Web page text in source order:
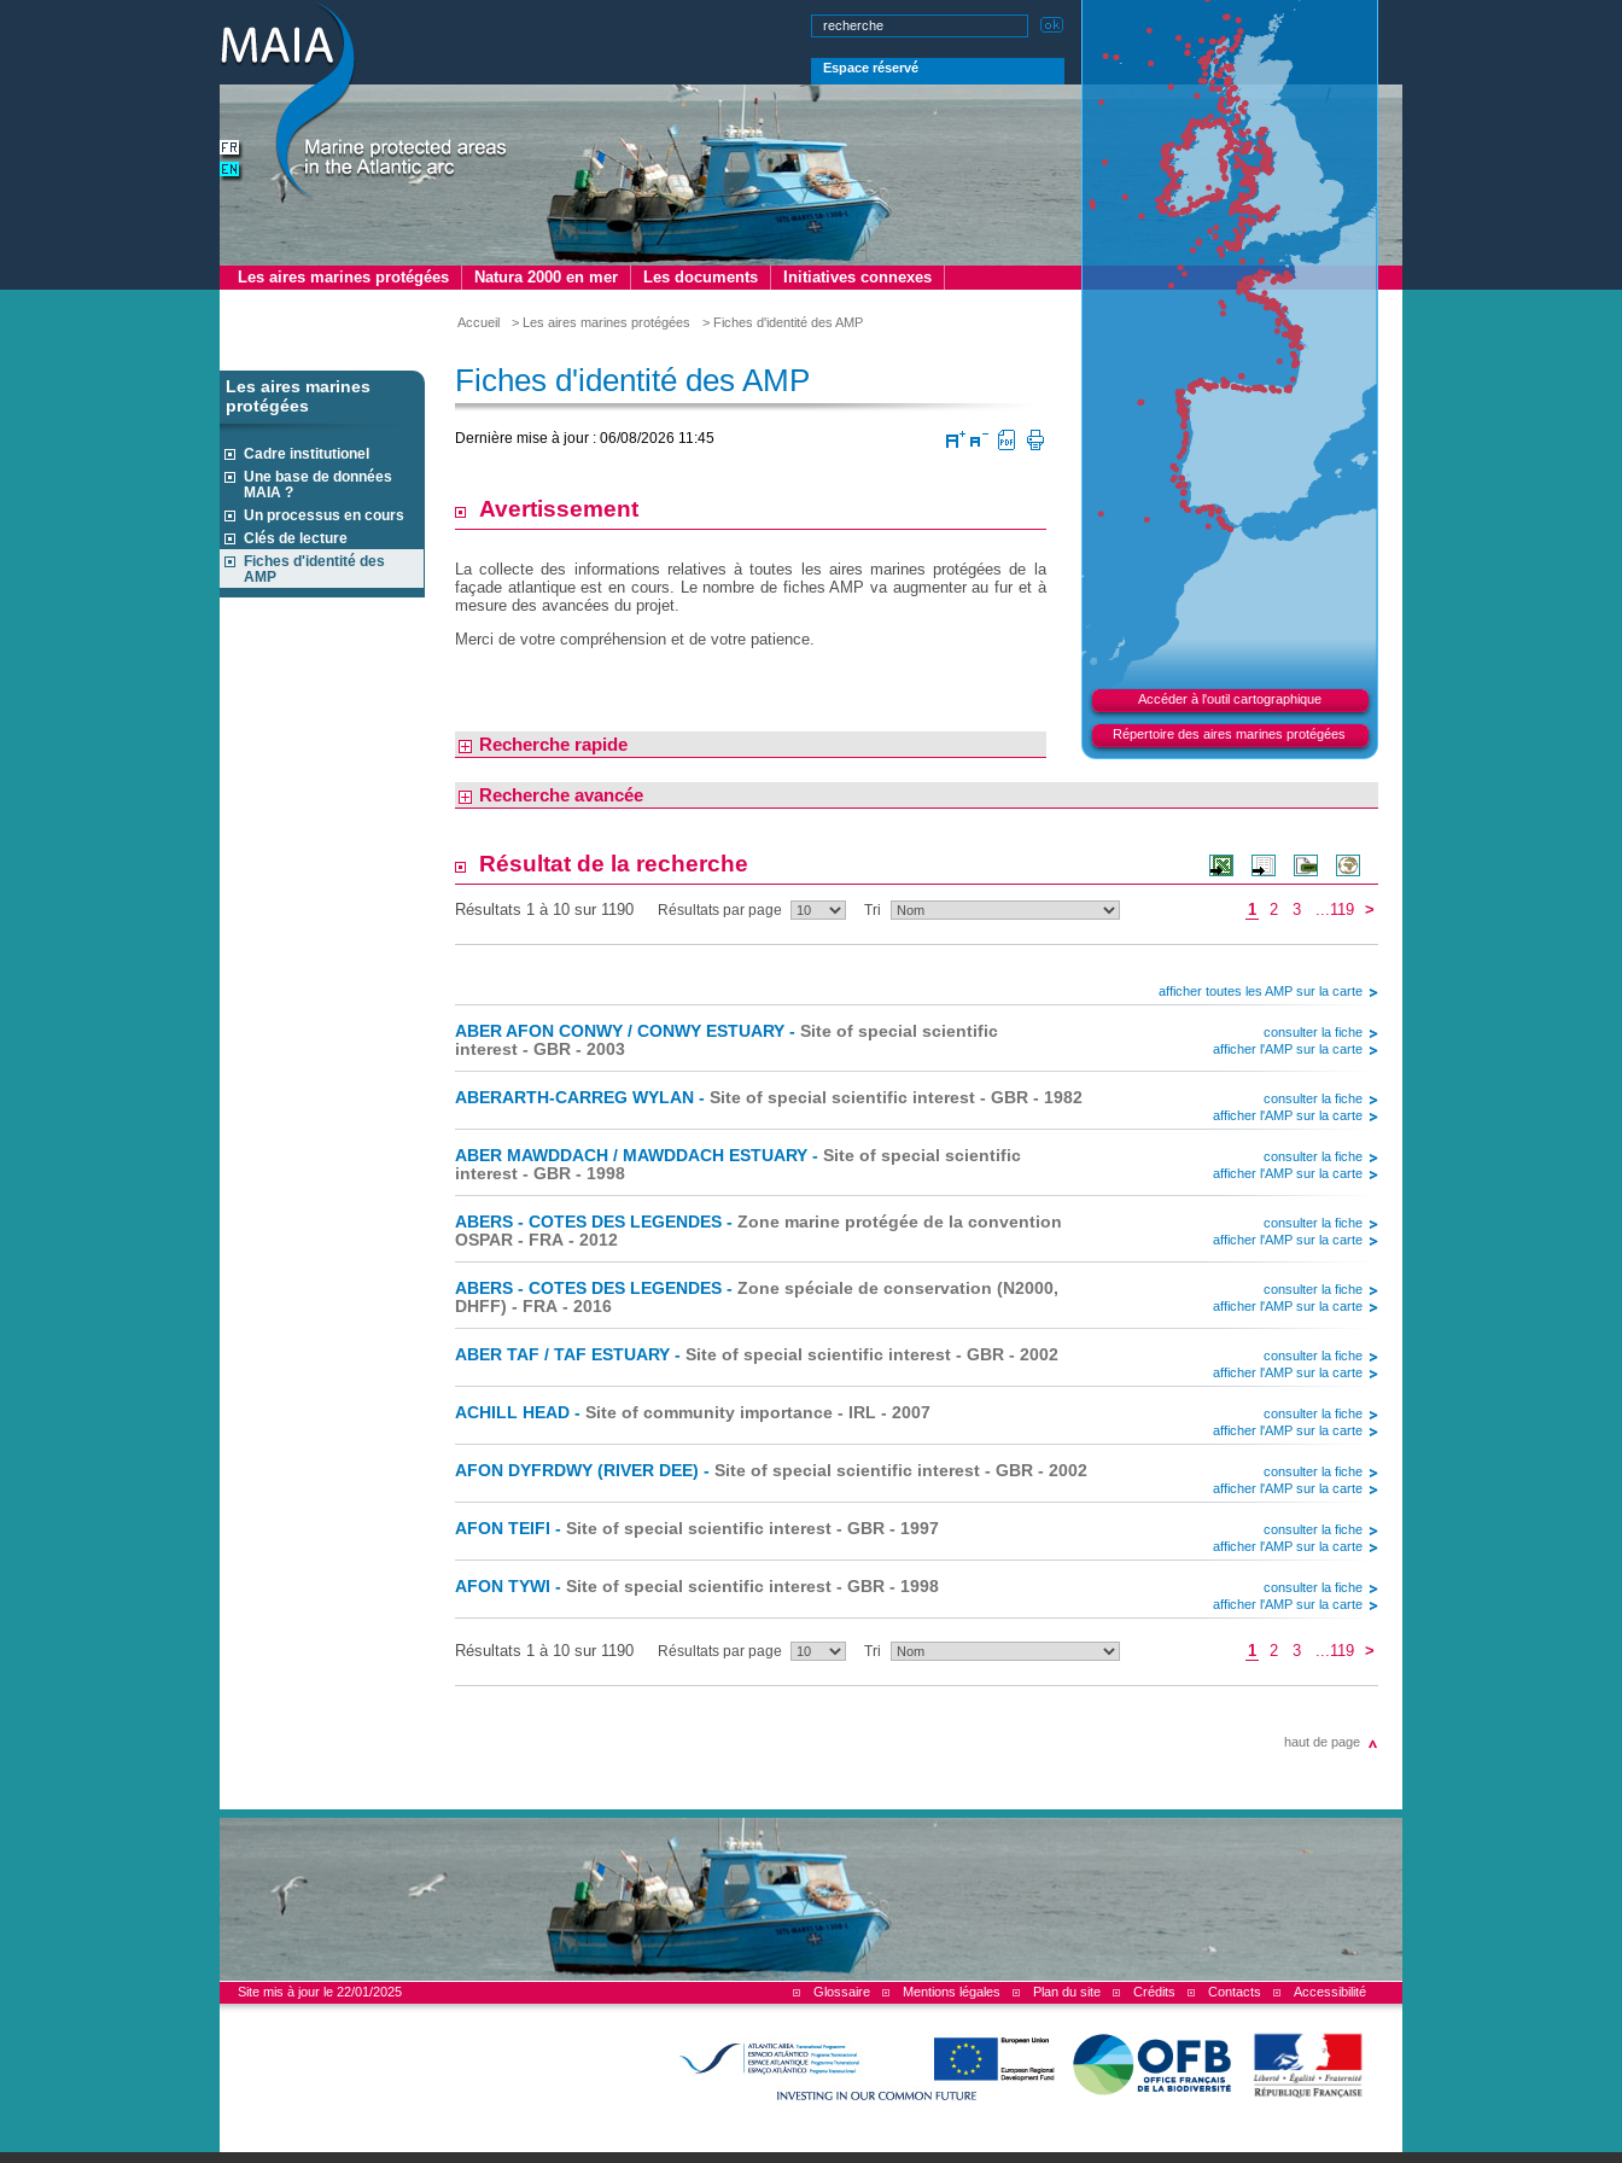
Accéder à l'outil cartographique
Répertoire des aires marines protégées
Espace réservé
Les aires marines protégées Natura 2000 en mer Les documents Initiatives connexes
Accueil > Les aires marines protégées > Fiches d'identité des AMP
Les aires marines
protégées
Cadre institutionel
Une base de données
MAIA ?
Un processus en cours
Clés de lecture
Fiches d'identité des
AMP
Fiches d'identité des AMP
Dernière mise à jour : 06/08/2026 11:45
Avertissement
La collecte des informations relatives à toutes les aires marines protégées de la
façade atlantique est en cours. Le nombre de fiches AMP va augmenter au fur et à
mesure des avancées du projet.
Merci de votre compréhension et de votre patience.
Recherche rapide
Recherche avancée
Résultat de la recherche
Résultats 1 à 10 sur 1190 Résultats par page Tri 1 2 3 ...119 >
afficher toutes les AMP sur la carte
ABER AFON CONWY / CONWY ESTUARY - Site of special scientific
interest - GBR - 2003
consulter la fiche
afficher l'AMP sur la carte
ABERARTH-CARREG WYLAN - Site of special scientific interest - GBR - 1982
consulter la fiche
afficher l'AMP sur la carte
ABER MAWDDACH / MAWDDACH ESTUARY - Site of special scientific
interest - GBR - 1998
consulter la fiche
afficher l'AMP sur la carte
ABERS - COTES DES LEGENDES - Zone marine protégée de la convention
OSPAR - FRA - 2012
consulter la fiche
afficher l'AMP sur la carte
ABERS - COTES DES LEGENDES - Zone spéciale de conservation (N2000,
DHFF) - FRA - 2016
consulter la fiche
afficher l'AMP sur la carte
ABER TAF / TAF ESTUARY - Site of special scientific interest - GBR - 2002
consulter la fiche
afficher l'AMP sur la carte
ACHILL HEAD - Site of community importance - IRL - 2007
consulter la fiche
afficher l'AMP sur la carte
AFON DYFRDWY (RIVER DEE) - Site of special scientific interest - GBR - 2002
consulter la fiche
afficher l'AMP sur la carte
AFON TEIFI - Site of special scientific interest - GBR - 1997
consulter la fiche
afficher l'AMP sur la carte
AFON TYWI - Site of special scientific interest - GBR - 1998
consulter la fiche
afficher l'AMP sur la carte
Résultats 1 à 10 sur 1190 Résultats par page Tri 1 2 3 ...119 >
haut de page
Glossaire Mentions légales Plan du site Crédits Contacts Accessibilité
Site mis à jour le 22/01/2025